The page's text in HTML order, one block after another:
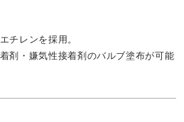
チレンを採用。
剤・嫌気性接着剤のバルブ塗布が可能